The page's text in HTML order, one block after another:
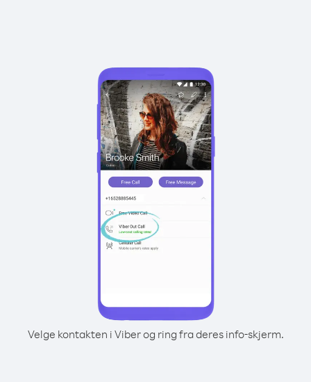
Velge kontakten i Viber og ring fra deres info-skjerm.